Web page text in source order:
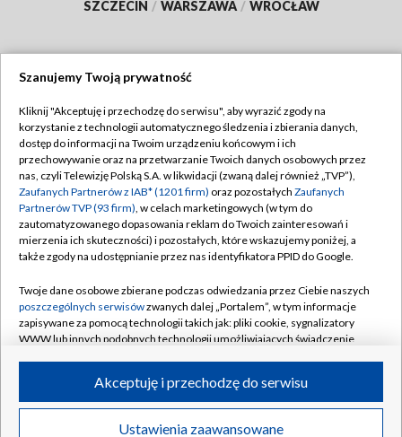
SZCZECIN / WARSZAWA / WROCŁAW
TVP
Abonament TVP
Emisja w TVP
Centrum informacji TVP
Naziemna Telewizja Cyfrowa
Rada Programowa
System NOS
Informacje o nadawcy
Program dla prasy
Regulamin TVP
Polityka prywatności
Moje zgody
Pomoc
Kontakt
Kanały
©2026 Telewizja Polska S.A. w likwidacji
Szanujemy Twoją prywatność
Kliknij "Akceptuję i przechodzę do serwisu", aby wyrazić zgody na
korzystanie z technologii automatycznego śledzenia i zbierania danych,
dostęp do informacji na Twoim urządzeniu końcowym i ich
przechowywanie oraz na przetwarzanie Twoich danych osobowych przez
nas, czyli Telewizję Polską S.A. w likwidacji (zwaną dalej również „TVP”),
Zaufanych Partnerów z IAB* (1201 firm) oraz pozostałych Zaufanych
Partnerów TVP (93 firm), w celach marketingowych (w tym do
zautomatyzowanego dopasowania reklam do Twoich zainteresowań i
mierzenia ich skuteczności) i pozostałych, które wskazujemy poniżej, a
także zgody na udostępnianie przez nas identyfikatora PPID do Google.
Twoje dane osobowe zbierane podczas odwiedzania przez Ciebie naszych
poszczególnych serwisówzwanych dalej „Portalem”, w tym informacje
zapisywane za pomocą technologii takich jak: pliki cookie, sygnalizatory
WWW lub innych podobnych technologii umożliwiających świadczenie
ruchu w Internecie.
Twoje dane osobowe zbierane podczas odwiedzania przez Ciebie
Ustawienia zaawansowane
Akceptuję i przechodzę do serwisu